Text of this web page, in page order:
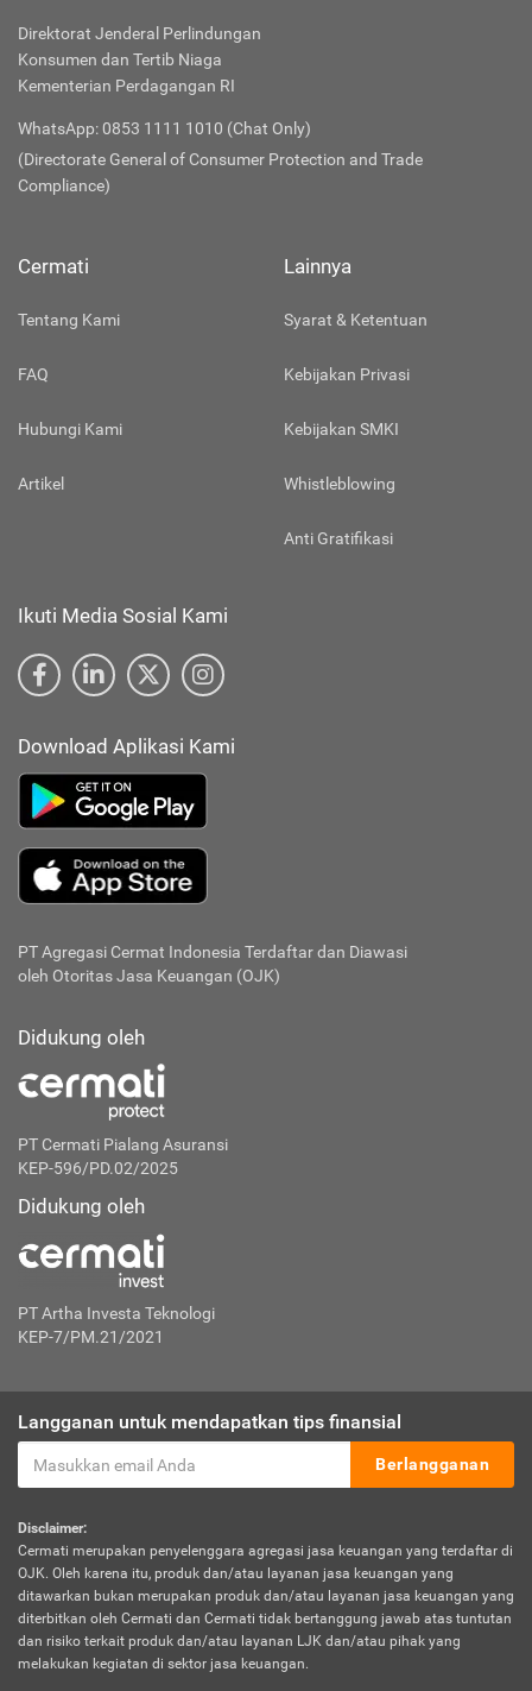
Direktorat Jenderal Perlindungan
Konsumen dan Tertib Niaga
Kementerian Perdagangan RI
WhatsApp: 0853 1111 1010 (Chat Only)
(Directorate General of Consumer Protection and Trade
Compliance)
Cermati
Tentang Kami
FAQ
Hubungi Kami
Artikel
Lainnya
Syarat & Ketentuan
Kebijakan Privasi
Kebijakan SMKI
Whistleblowing
Anti Gratifikasi
Ikuti Media Sosial Kami
Download Aplikasi Kami
PT Agregasi Cermat Indonesia Terdaftar dan Diawasi
oleh Otoritas Jasa Keuangan (OJK)
Didukung oleh
PT Cermati Pialang Asuransi
KEP-596/PD.02/2025
Didukung oleh
PT Artha Investa Teknologi
KEP-7/PM.21/2021
Langganan untuk mendapatkan tips finansial
Berlangganan
Disclaimer:
Cermati merupakan penyelenggara agregasi jasa keuangan yang terdaftar di
OJK. Oleh karena itu, produk dan/atau layanan jasa keuangan yang
ditawarkan bukan merupakan produk dan/atau layanan jasa keuangan yang
diterbitkan oleh Cermati dan Cermati tidak bertanggung jawab atas tuntutan
dan risiko terkait produk dan/atau layanan LJK dan/atau pihak yang
melakukan kegiatan di sektor jasa keuangan.